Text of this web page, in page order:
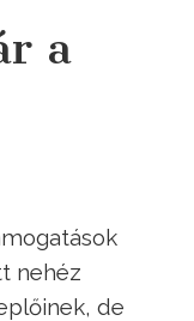
a
nehéz
de